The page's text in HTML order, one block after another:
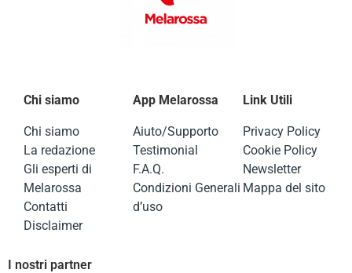
Chi siamo
Chi siamo
La redazione
Gli esperti di
Melarossa
Contatti
Disclaimer
App Melarossa
Aiuto/Supporto
Testimonial
F.A.Q.
Condizioni Generali
d’uso
Link Utili
Privacy Policy
Cookie Policy
Newsletter
Mappa del sito
I nostri partner